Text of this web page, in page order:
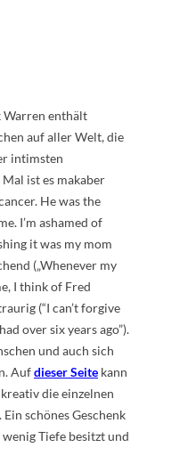
Warren enthält
auf aller Welt, die
intimsten
ist es makaber
He was the
I’m ashamed of
it was my mom
(„Whenever my
I think of Fred
(“I can’t forgive
over six years ago”).
und auch sich
Aufdieser Seite kann
die einzelnen
schönes Geschenk
Tiefe besitzt und